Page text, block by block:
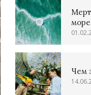
Чем